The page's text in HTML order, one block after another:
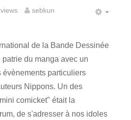
sebkun
de la Bande Dessinée
du manga avec un
évènements particuliers
Nippons. Un des
comicket" était la
de s'adresser à nos idoles